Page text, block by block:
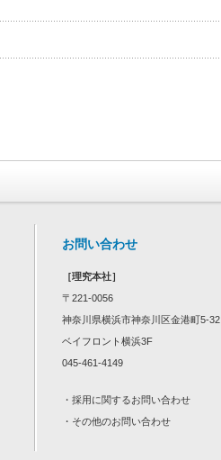
お問い合わせ
［理究本社］
〒221-0056
神奈川県横浜市神奈川区金港町5-32
ベイフロント横浜3F
045-461-4149
・ 採用に関するお問い合わせ
・ その他のお問い合わせ